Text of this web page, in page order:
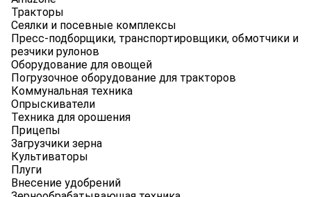
Тракторы
Сеялки и посевные комплексы
Пресс-подборщики, транспортировщики, обмотчики и
резчики рулонов
Оборудование для овощей
Погрузочное оборудование для тракторов
Коммунальная техника
Опрыскиватели
Техника для орошения
Прицепы
Загрузчики зерна
Культиваторы
Плуги
Внесение удобрений